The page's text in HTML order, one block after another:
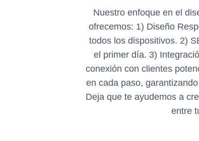
Nuestro enfoque en el
ofrecemos: 1) Diseño
todos los dispositivos. 2)
el primer día. 3)
conexión con clientes
en cada paso,
Deja que te ayudemos a
entre